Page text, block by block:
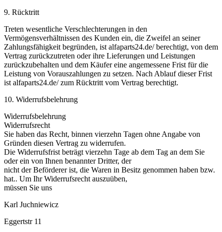
9. Rücktritt
Treten wesentliche Verschlechterungen in den
Vermögensverhältnissen des Kunden ein, die Zweifel an seiner
Zahlungsfähigkeit begründen, ist alfaparts24.de/ berechtigt, von dem
Vertrag zurückzutreten oder ihre Lieferungen und Leistungen
zurückzubehalten und dem Käufer eine angemessene Frist für die
Leistung von Vorauszahlungen zu setzen. Nach Ablauf dieser Frist
ist alfaparts24.de/ zum Rücktritt vom Vertrag berechtigt.
10. Widerrufsbelehrung
Widerrufsbelehrung
Widerrufsrecht
Sie haben das Recht, binnen vierzehn Tagen ohne Angabe von
Gründen diesen Vertrag zu widerrufen.
Die Widerrufsfrist beträgt vierzehn Tage ab dem Tag an dem Sie
oder ein von Ihnen benannter Dritter, der
nicht der Beförderer ist, die Waren in Besitz genommen haben bzw.
hat.. Um Ihr Widerrufsrecht auszuüben,
müssen Sie uns
Karl Juchniewicz
Eggertstr 11